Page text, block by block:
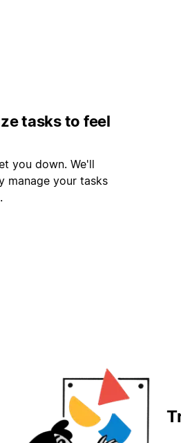
tasks to feel
you down. We'll
manage your tasks